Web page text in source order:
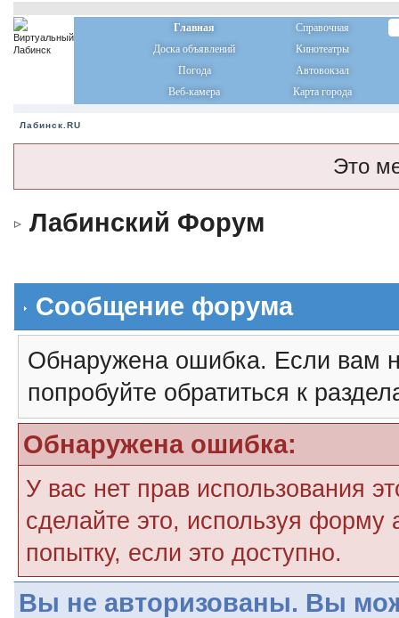
Главная
Справочная
Доска объявлений
Кинотеатры
Погода
Автовокзал
Веб-камера
Карта города
Лабинск.RU
Это
Лабинский Форум
Сообщение форума
Обнаружена ошибка. Если вам
попробуйте обратиться к
Обнаружена ошибка:
У вас нет прав использования
сделайте это, используя форму
попытку, если это доступно.
Вы не авторизованы. Вы